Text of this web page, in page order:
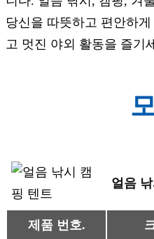
당신을 따뜻하고 편안하
고 멋진 야외 활동을 즐기
얼음
제품 번호.